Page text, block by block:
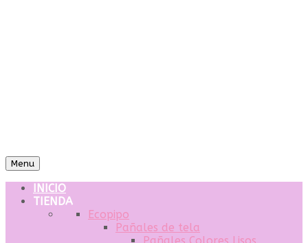
Menu
INICIO
TIENDA
Ecopipo
Pañales de tela